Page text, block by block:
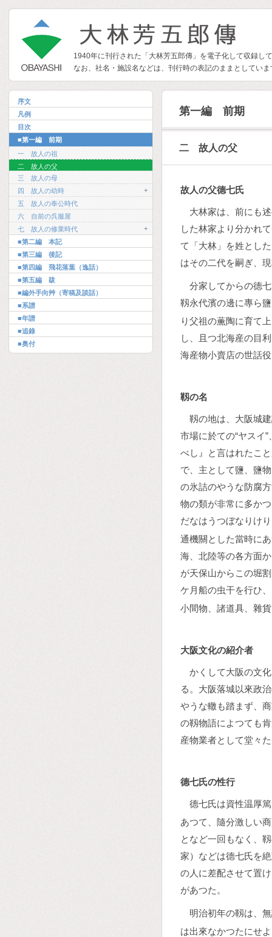
1940年に刊行された「大林芳五郎傳」を電子化して収録し
なお、社名・施設名などは、刊行時の表記のままとしてい
序文
凡例
目次
■第一編 前期
一 故人の祖
二 故人の父
三 故人の母
四 故人の幼時
+
五 故人の奉公時代
六 自前の呉服屋
七 故人の修業時代
+
■第二編 本記
■第三編 後記
■第四編 飛花落葉（逸話）
■第五編 跋
■編外手向艸（寄稿及談話）
■系譜
■年譜
■追錄
■奥付
第一編 前期
二 故人の父
故人の父德七氏
大林家は、前にも
した林家より分かれ
て「大林」を姓とし
はその二代を嗣ぎ、
分家してからの德
靱永代濱の邊に專ら鹽
り父祖の薫陶に育て
し、且つ北海産の目
海産物小賣店の世話
靱の名
靱の地は、大阪城
市場に於ての“ヤスイ
べし』と言はれたこ
で、主として鹽、鹽
の氷詰のやうな防腐
物の類が非常に多か
だなはうつぼなりけ
通機關とした當時に
海、北陸等の各方面
が天保山からこの堀
ケ月船の虫干を行ひ
小間物、諸道具、雜
大阪文化の紹介者
かくして大阪の文
る。大阪落城以來政
やうな轍も踏まず、
の靱物語によつても
産物業者として堂々
德七氏の性行
德七氏は資性温厚
あつて、隨分激しい
となど一回もなく、
家）などは德七氏を
の人に差配させて置
があつた。
明治初年の靱は、
は出來なかつたにせ